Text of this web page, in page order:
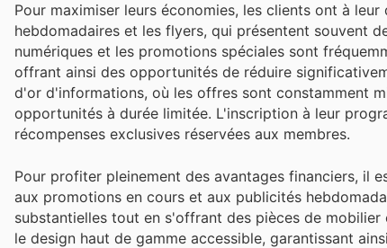
Pour maximiser leurs économies, les clients ont à
hebdomadaires et les flyers, qui présentent souvent
numériques et les promotions spéciales sont
offrant ainsi des opportunités de réduire
d'or d'informations, où les offres sont constamment
opportunités à durée limitée. L'inscription à leur
récompenses exclusives réservées aux membres.
Pour profiter pleinement des avantages financiers, il
aux promotions en cours et aux publicités
substantielles tout en s'offrant des pièces de
le design haut de gamme accessible, garantissant